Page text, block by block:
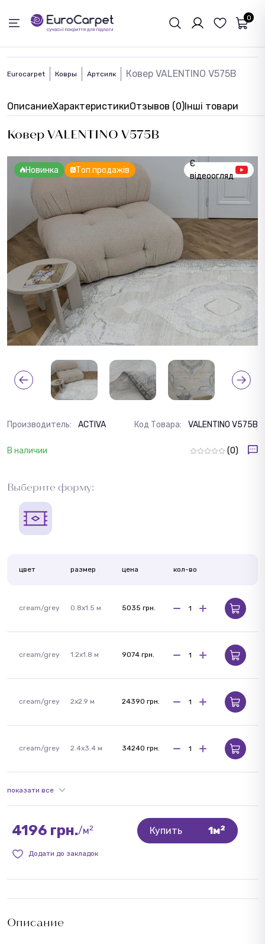
0
Eurocarpet Ковры Артсилк Ковер VALENTINO V575B
ОписаниеХарактеристикиОтзывов (0)Інші товари
Ковер VALENTINO V575B
Новинка Топ продажів
Є
відеоогляд
Описание
Производитель: ACTIVA Код Товара: VALENTINO V575B
В наличии (0)
Выберите форму:
цвет размер цена кол-во
cream/grey 0.8x1.5 м 5035 грн.
cream/grey 1.2x1.8 м 9074 грн.
cream/grey 2x2.9 м 24390 грн.
cream/grey 2.4x3.4 м 34240 грн.
показати все
4196 грн./м2 Купить 1м2
Додати до закладок
ОБРАТНАЯ СВЯЗЬ